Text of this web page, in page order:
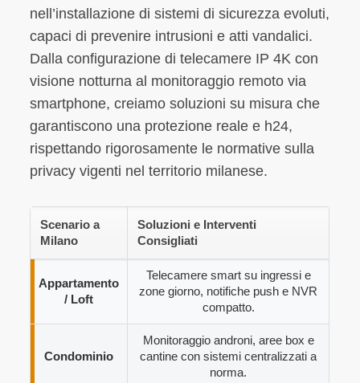
nell’installazione di sistemi di sicurezza evoluti,
capaci di prevenire intrusioni e atti vandalici.
Dalla configurazione di telecamere IP 4K con
visione notturna al monitoraggio remoto via
smartphone, creiamo soluzioni su misura che
garantiscono una protezione reale e h24,
rispettando rigorosamente le normative sulla
privacy vigenti nel territorio milanese.
Scenario a
Milano
Soluzioni e Interventi
Consigliati
Appartamento
/ Loft
Telecamere smart su ingressi e
zone giorno, notifiche push e NVR
compatto.
Condominio
Monitoraggio androni, aree box e
cantine con sistemi centralizzati a
norma.